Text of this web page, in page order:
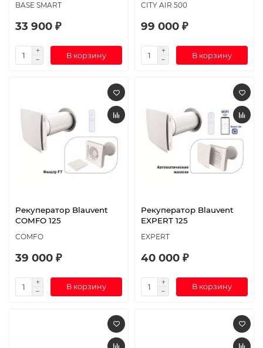
BASE SMART
33 900 ₽
В корзину
CITY AIR 500
99 000 ₽
В корзину
Рекуператор Blauvent
COMFO 125
COMFO
39 000 ₽
В корзину
Рекуператор Blauvent
EXPERT 125
EXPERT
40 000 ₽
В корзину